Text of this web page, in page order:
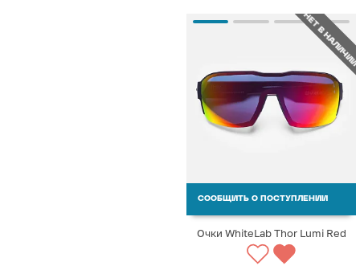
НЕТ В НАЛИЧИИ
СООБЩИТЬ О ПОСТУПЛЕНИИ
Очки WhiteLab Thor Lumi Red